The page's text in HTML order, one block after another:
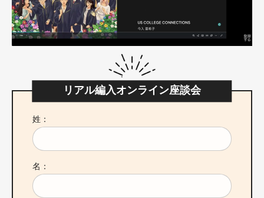
リアル編入オンライン座談会
姓：
名：